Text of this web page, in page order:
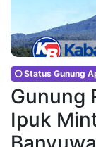
Status Gunung
Gunung
Ipuk